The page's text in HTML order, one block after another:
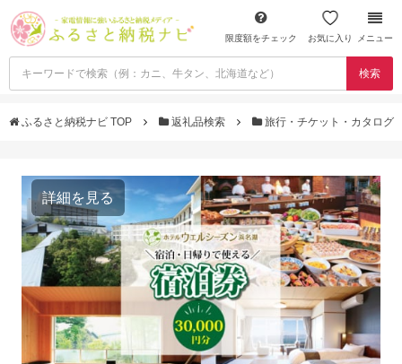
限度額をチェック お気に入り メニュー
検索
ふるさと納税ナビ TOP 返礼品検索 旅行・チケット・カタログ
詳細を見る